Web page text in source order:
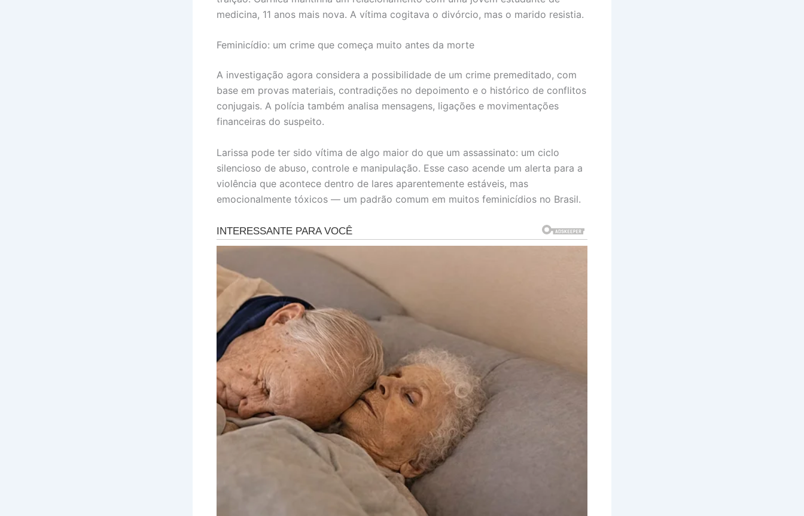
medicina, 11 anos mais nova. A vítima cogitava o divórcio, mas o marido resistia.
Feminicídio: um crime que começa muito antes da morte
A investigação agora considera a possibilidade de um crime premeditado, com
base em provas materiais, contradições no depoimento e o histórico de conflitos
conjugais. A polícia também analisa mensagens, ligações e movimentações
financeiras do suspeito.
Larissa pode ter sido vítima de algo maior do que um assassinato: um ciclo
silencioso de abuso, controle e manipulação. Esse caso acende um alerta para a
violência que acontece dentro de lares aparentemente estáveis, mas
emocionalmente tóxicos — um padrão comum em muitos feminicídios no Brasil.